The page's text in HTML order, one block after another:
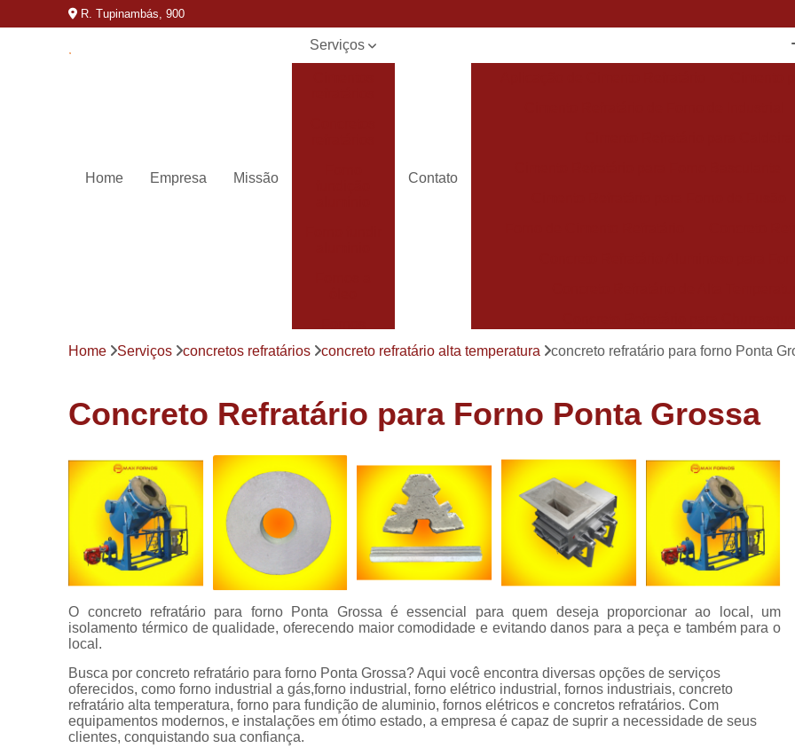
R. Tupinambás, 900
Home Empresa Missão
Serviços
aluminio
alumínio
Fornos de
fusão
Fornos de
industrial
Fornos
elétricos
industriais
Fornos para
alumínio
Contato
Concreto Refratário para Forno de Fundição
Forno Cadinho para Fundição de
Forno de Fundição de Peças de Aluminio
Forno Industrial de Fundição de Peças de
Forno de Fundir Peças de Alumínio
Forno Industrial de Fundir Alumínio
Forno Industrial Fundir Alumínio
Forno para Fundir Peça de Alumínio
Fornos para Fundir
Forno a Oleo para Fundição
Forno a Oleo para Fundição de Bronze
Forno de
Home Serviços concretos refratários concreto refratário alta temperatura concreto refratário para forno Ponta
Concreto Refratário para Forno Ponta Grossa
O concreto refratário para forno Ponta Grossa é essencial para quem deseja proporcionar ao local, um
isolamento térmico de qualidade, oferecendo maior comodidade e evitando danos para a peça e também para o
local.
Busca por concreto refratário para forno Ponta Grossa? Aqui você encontra diversas opções de serviços
oferecidos, como forno industrial a gás,forno industrial, forno elétrico industrial, fornos industriais, concreto
refratário alta temperatura, forno para fundição de aluminio, fornos elétricos e concretos refratários. Com
equipamentos modernos, e instalações em ótimo estado, a empresa é capaz de suprir a necessidade de seus
clientes, conquistando sua confiança.